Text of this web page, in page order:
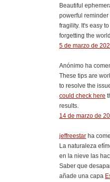
Beautiful
powerful reminder
fragility. It's easy
forgetting the
5 de marzo de
Anónimo ha
These tips are
to resolve the
could check here
results.
14 de marzo de
jeffreestar ha
La naturaleza
en la nieve las
Saber que
añade una capa